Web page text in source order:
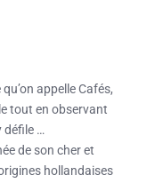
appelle Cafés,
tout en observant
défile …
de son cher et
hollandaises